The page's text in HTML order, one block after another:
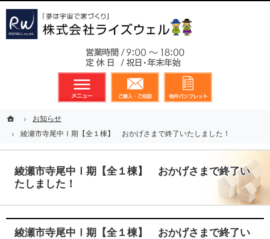
ホームお知らせ
綾瀬市寺尾中Ⅰ期【全１棟】 おかげさまで終了いたしました！
綾瀬市寺尾中Ⅰ期【全１棟】 おかげさまで終了い
たしました！
綾瀬市寺尾中Ⅰ期【全１棟】 おかげさまで終了い
メニュー 資料請求・お問合せ
ホームお知らせ
綾瀬市寺尾中Ⅰ期【全１棟】 おかげさまで終了いたしました！